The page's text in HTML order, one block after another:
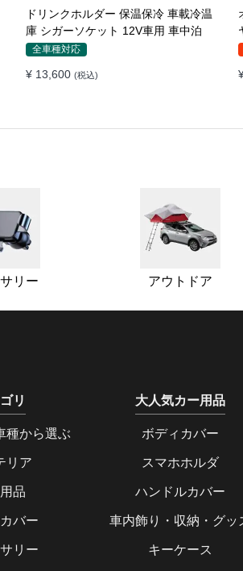
車載ワイヤレス充電器 LEDライト付
き360度回転 安定性 粘着ゲル吸盤＆
エアコン吹き出し口式兼用 片手操作
ダー
全車種対応
¥ 5,230 (税込)
リー アウトドア
リ
種から選ぶ
リア
品
バー
リー
大人気カー用品
ボディカバー
スマホホルダ
ハンドルカバー
車内飾り・収納・グッ
キーケース